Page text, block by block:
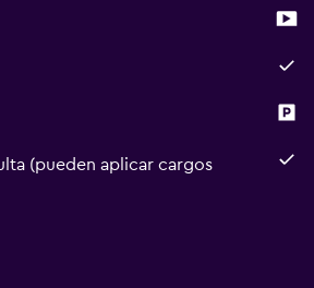
(pueden aplicar cargos